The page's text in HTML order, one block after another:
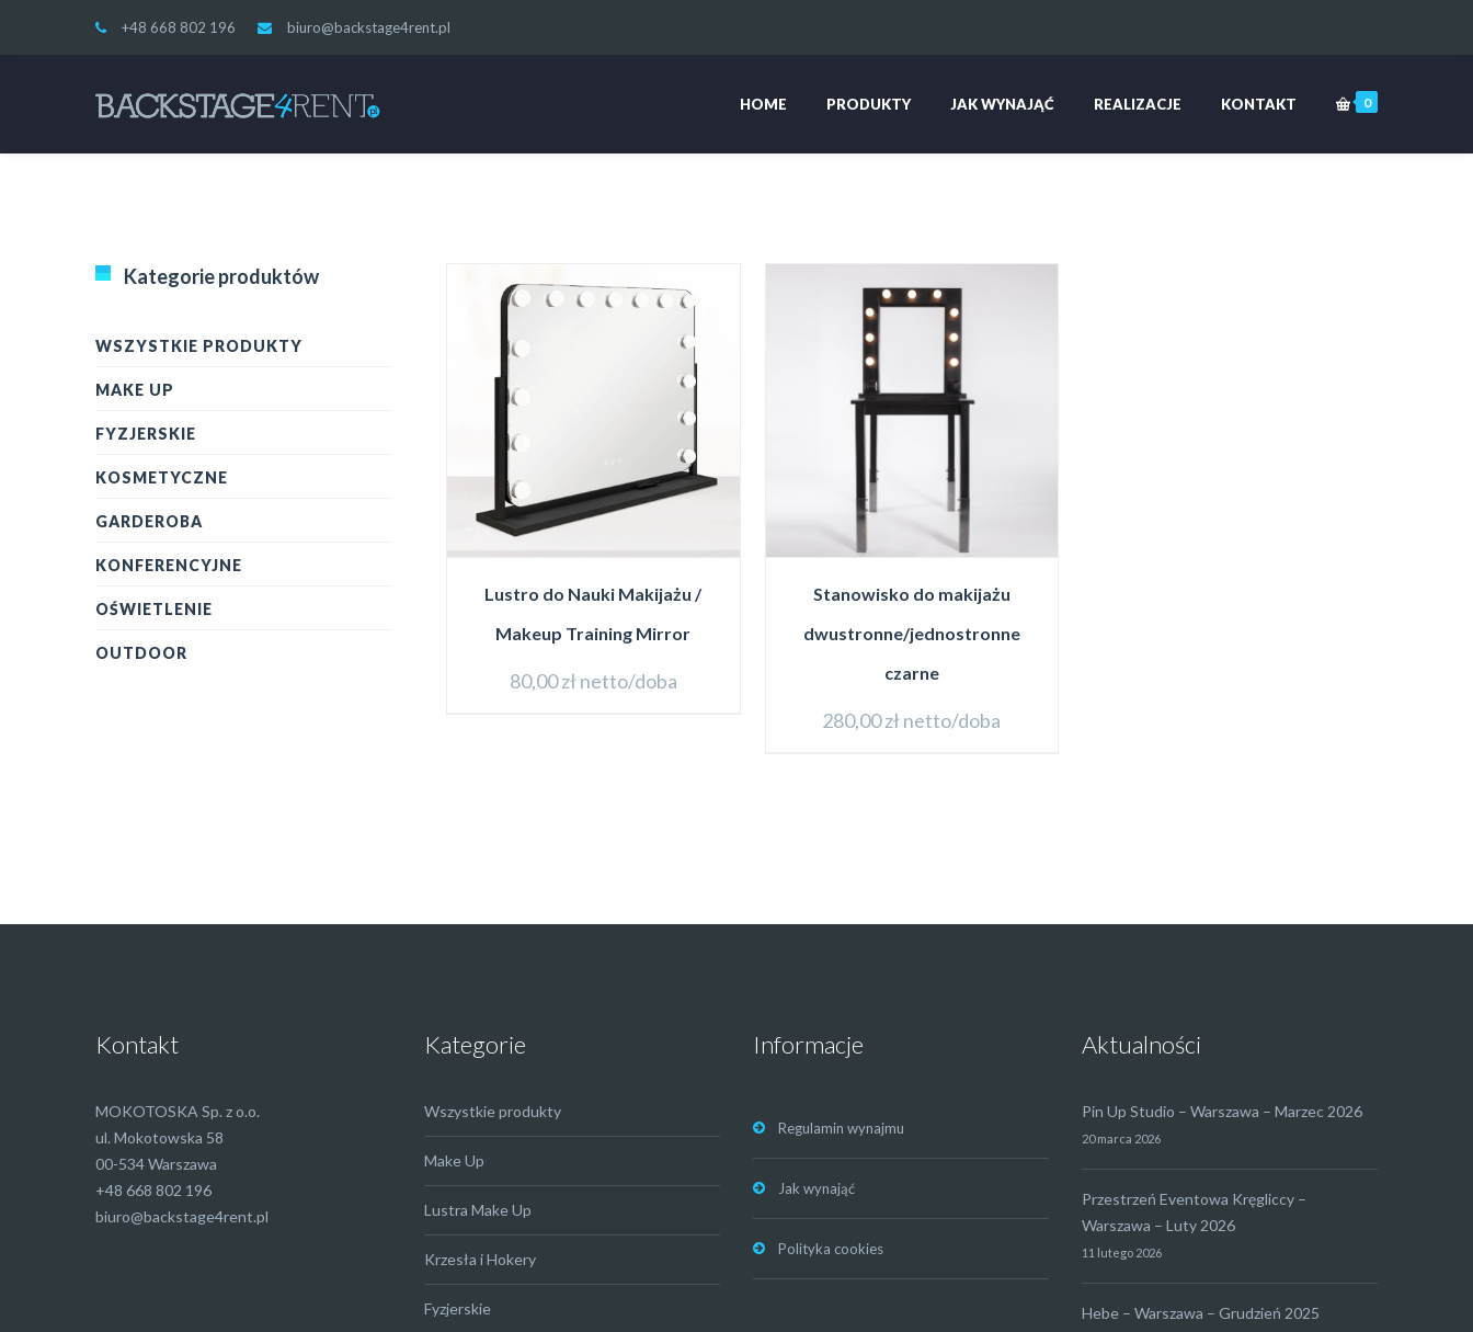
+48 668 802 196 biuro@backstage4rent.pl
0
HOME PRODUKTY JAK WYNAJĄĆ REALIZACJE KONTAKT
Lustro do Nauki Makijażu /
Makeup Training Mirror
80,00zł netto/doba
Stanowisko do makijażu
dwustronne/jednostronne
czarne
280,00zł netto/doba
Kategorie produktów
WSZYSTKIE PRODUKTY
MAKE UP
FYZJERSKIE
KOSMETYCZNE
GARDEROBA
KONFERENCYJNE
OŚWIETLENIE
OUTDOOR
Kontakt
MOKOTOSKA Sp. z o.o.
ul. Mokotowska 58
00-534 Warszawa
+48 668 802 196
biuro@backstage4rent.pl
Kategorie
Wszystkie produkty
Make Up
Lustra Make Up
Krzesła i Hokery
Fyzjerskie
Informacje
Regulamin wynajmu
Jak wynająć
Polityka cookies
Aktualności
Pin Up Studio – Warszawa – Marzec 2026
20 marca 2026
Przestrzeń Eventowa Kręgliccy –
Warszawa – Luty 2026
11 lutego 2026
Hebe – Warszawa – Grudzień 2025